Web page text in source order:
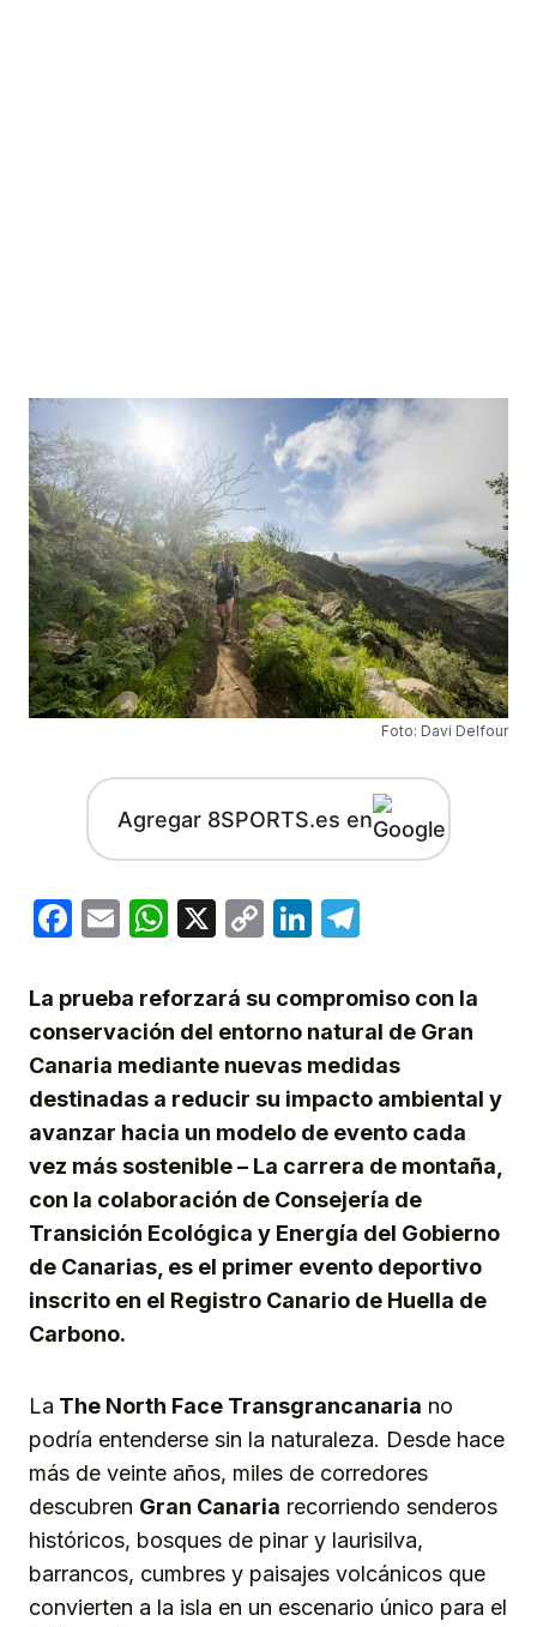
Foto: Davi Delfour
Agregar 8SPORTS.es en
Facebook
EmailWhatsApp
X
CopyLinkedIn
La prueba reforzará su compromiso con la
conservación del entorno natural de Gran
Canaria mediante nuevas medidas
destinadas a reducir su impacto ambiental y
avanzar hacia un modelo de evento cada
vez más sostenible – La carrera de montaña,
con la colaboración de Consejería de
Transición Ecológica y Energía del Gobierno
de Canarias, es el primer evento deportivo
inscrito en el Registro Canario de Huella de
Carbono.
La The North Face Transgrancanaria no
podría entenderse sin la naturaleza. Desde hace
más de veinte años, miles de corredores
descubren Gran Canaria recorriendo senderos
históricos, bosques de pinar y laurisilva,
barrancos, cumbres y paisajes volcánicos que
convierten a la isla en un escenario único para el